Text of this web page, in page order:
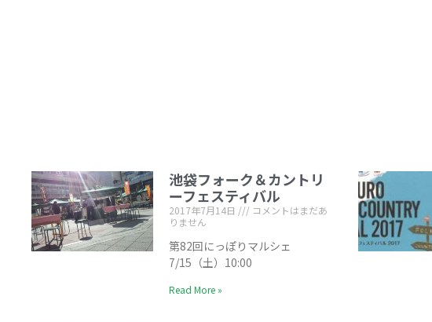
池袋フォーク＆カントリ
ーフェスティバル
2017年7月14日
コメントはまだあ
りません
第82回にっぽりマルシェ
7/15（土）10:00
Read More »